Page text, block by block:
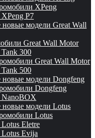
XPeng
P7
новые модели Great Wall
Great Wall Motor
300
Great Wall Motor
500
новые модели Dongfeng
Dongfeng
новые модели Lotus
Lotus
Eletre
Evija